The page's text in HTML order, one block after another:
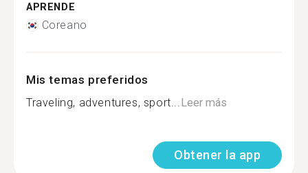
APRENDE
Coreano
Mis temas preferidos
Traveling, adventures, sport...Leer más
Obtener la app